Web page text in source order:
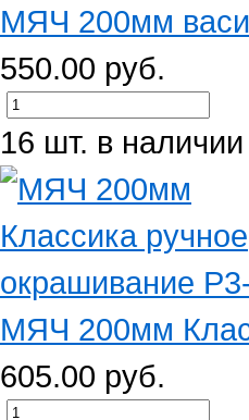
МЯЧ 200мм
550.00 руб.
16 шт. в наличии
МЯЧ 200мм
605.00 руб.